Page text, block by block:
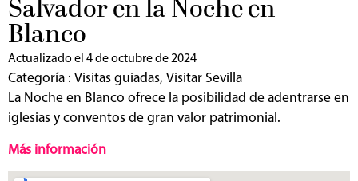
Salvador en la Noche en
Blanco
Actualizado el 4 de octubre de 2024
Categoría : Visitas guiadas, Visitar Sevilla
La Noche en Blanco ofrece la posibilidad de adentrarse en
iglesias y conventos de gran valor patrimonial.
Más información